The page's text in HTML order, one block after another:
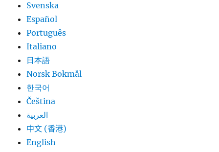
Svenska
Español
Português
Italiano
日本語
Norsk Bokmål
한국어
Čeština
العربية
中文 (香港)
English